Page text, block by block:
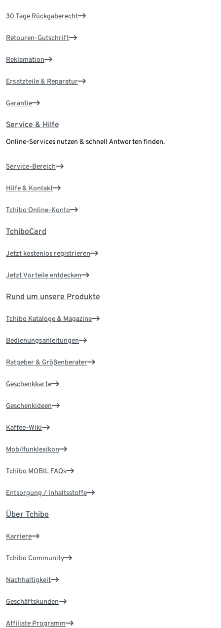
30 Tage Rückgaberecht
Retouren-Gutschrift
Reklamation
Ersatzteile & Reparatur
Garantie
Service & Hilfe
Online-Services nutzen & schnell Antworten finden.
Service-Bereich
Hilfe & Kontakt
Tchibo Online-Konto
TchiboCard
Jetzt kostenlos registrieren
Jetzt Vorteile entdecken
Rund um unsere Produkte
Tchibo Kataloge & Magazine
Bedienungsanleitungen
Ratgeber & Größenberater
Geschenkkarte
Geschenkideen
Kaffee-Wiki
Mobilfunklexikon
Tchibo MOBIL FAQs
Entsorgung / Inhaltsstoffe
Über Tchibo
Karriere
Tchibo Community
Nachhaltigkeit
Geschäftskunden
Affiliate Programm